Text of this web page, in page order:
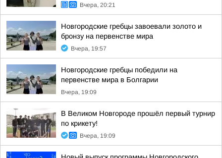
Вчера, 20:21
Новгородские гребцы завоевали золото и
бронзу на первенстве мира
Вчера, 19:57
Новгородские гребцы победили на
первенстве мира в Болгарии
Вчера, 19:09
В Великом Новгороде прошёл первый турнир
по крикету!
Вчера, 19:09